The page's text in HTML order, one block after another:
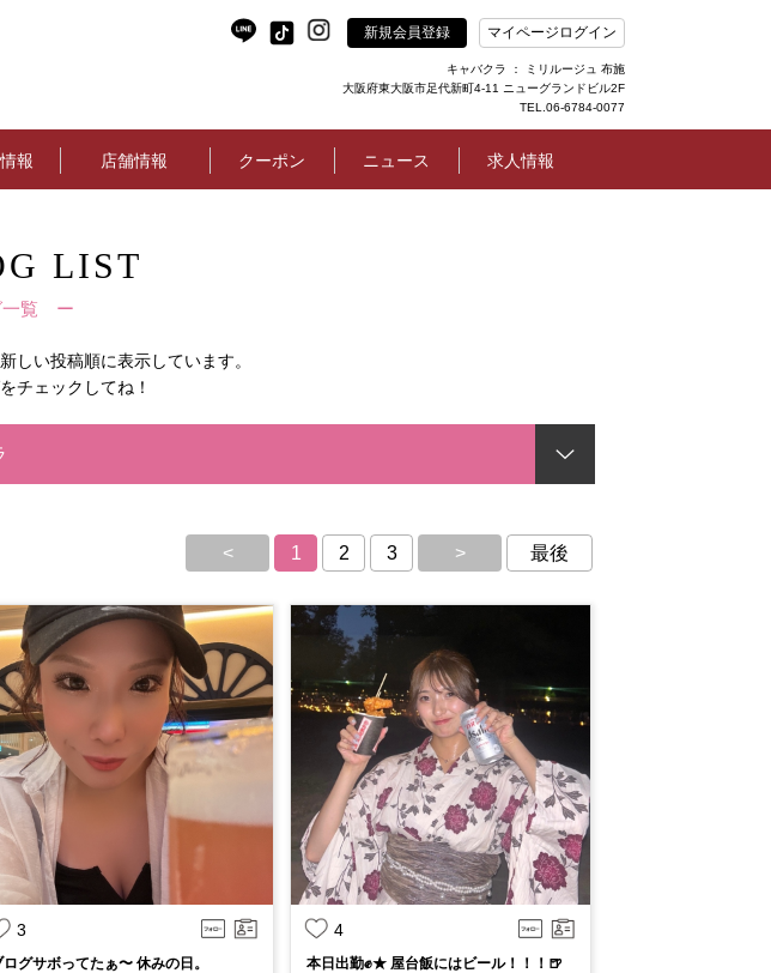
新規会員登録 マイページログイン
キャバクラ ： ミリルージュ 布施
大阪府東大阪市足代新町4-11 ニューグランドビル2F
TEL.06-6784-0077
報 店舗情報 クーポン ニュース 求人情報
LIST
一覧 ー
しい投稿順に表示しています。
チェックしてね！
< 1 2 3 > 最後
3
ログサボってたぁ〜 休みの日。
4
本日出勤✊★ 屋台飯にはビール！！！🍺